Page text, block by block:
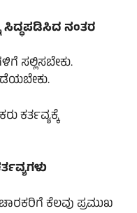
ಸಿದ್ಧಪಡಿಸಿದ ನಂತರ
ಸಲ್ಲಿಸಬೇಕು.
ಕರ್ತವ್ಯಕ್ಕೆ
ಕೆಲವು ಪ್ರಮುಖ